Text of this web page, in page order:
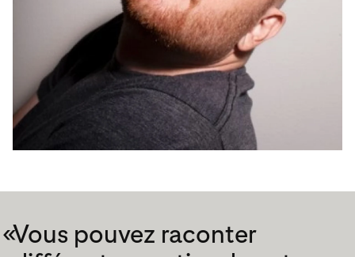
«Vous pouvez raconter